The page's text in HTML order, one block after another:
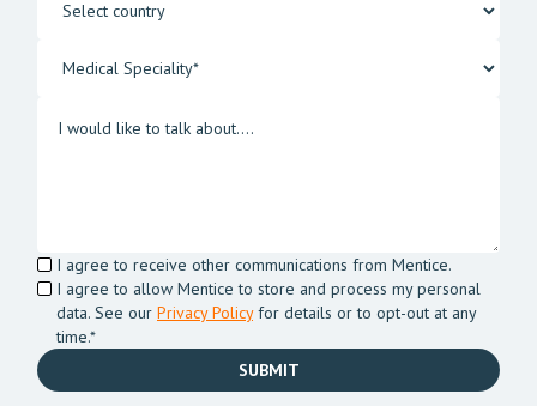
I agree to receive other communications from Mentice.
I agree to allow Mentice to store and process my personal
data. See our Privacy Policyfor details or to opt-out at any
time.*